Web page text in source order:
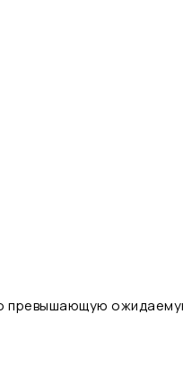
превышающую